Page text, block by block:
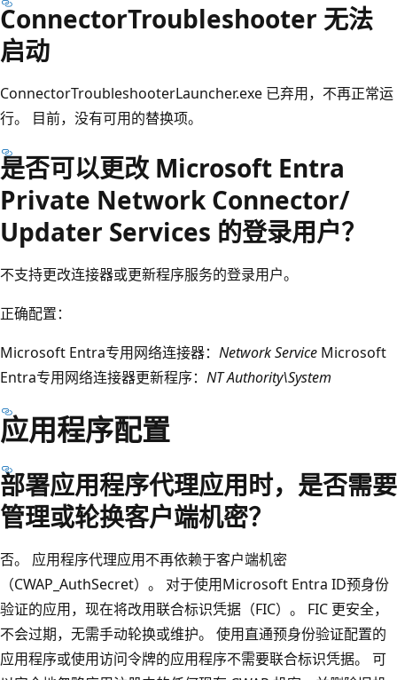
ConnectorTroubleshooter 无法
启动
ConnectorTroubleshooterLauncher.exe 已弃用，不再正常运
行。 目前，没有可用的替换项。
是否可以更改 Microsoft Entra
Private Network Connector/
Updater Services 的登录用户？
不支持更改连接器或更新程序服务的登录用户。
正确配置：
Microsoft Entra专用网络连接器： Network Service Microsoft
Entra专用网络连接器更新程序： NT Authority\System
应用程序配置
部署应用程序代理应用时，是否需要
管理或轮换客户端机密？
否。 应用程序代理应用不再依赖于客户端机密
（CWAP_AuthSecret）。 对于使用Microsoft Entra ID预身份
验证的应用，现在将改用联合标识凭据（FIC）。 FIC 更安全，
不会过期，无需手动轮换或维护。 使用直通预身份验证配置的
应用程序或使用访问令牌的应用程序不需要联合标识凭据。 可